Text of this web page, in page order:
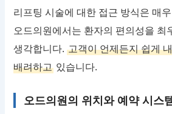
리프팅 시술에 대한 접근 방식은 매
오드의원에서는 환자의 편의성을 최
생각합니다.고객이 언제든지 쉽게
배려하고 있습니다.
오드의원의 위치와 예약 시스